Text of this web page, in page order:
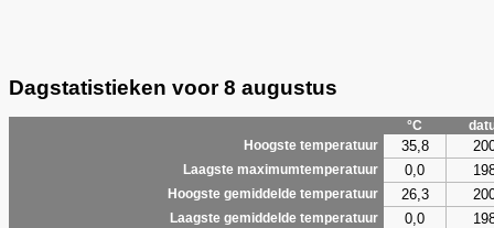
Dagstatistieken voor 8 augustus
°C
Hoogste temperatuur
35,8
Laagste maximumtemperatuur 0,0
Hoogste gemiddelde temperatuur 26,3
Laagste gemiddelde temperatuur 0,0